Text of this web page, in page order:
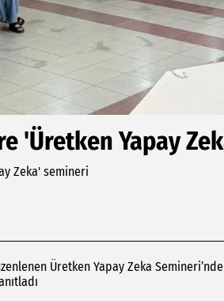
'Üretken Yapay
Zeka' semineri
Üretken Yapay Zeka